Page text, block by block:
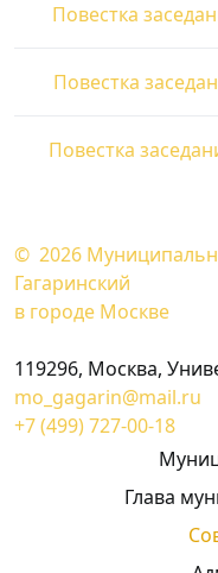
Повестка
Повестка
Повестка
© 2026
Гагаринский
в городе Москве
119296, Москва,
mo_gagarin@mail.ru
+7 (499) 727-00-18
Глава